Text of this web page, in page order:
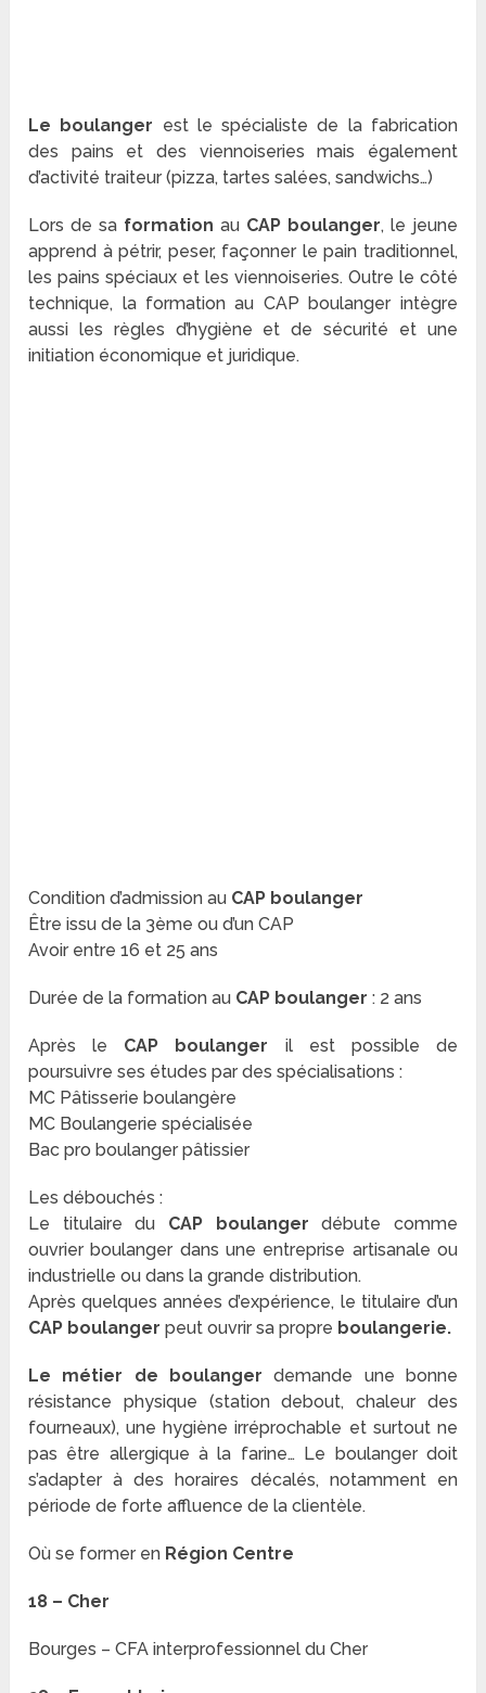
Le boulanger est le spécialiste de la fabrication
des pains et des viennoiseries mais également
d’activité traiteur (pizza, tartes salées, sandwichs…)
Lors de sa formation au CAP boulanger, le jeune
apprend à pétrir, peser, façonner le pain traditionnel,
les pains spéciaux et les viennoiseries. Outre le côté
technique, la formation au CAP boulanger intègre
aussi les règles d’hygiène et de sécurité et une
initiation économique et juridique.
Condition d’admission au CAP boulanger
Être issu de la 3ème ou d’un CAP
Avoir entre 16 et 25 ans
Durée de la formation au CAP boulanger : 2 ans
Après le CAP boulanger il est possible de
poursuivre ses études par des spécialisations :
MC Pâtisserie boulangère
MC Boulangerie spécialisée
Bac pro boulanger pâtissier
Les débouchés :
Le titulaire du CAP boulanger débute comme
ouvrier boulanger dans une entreprise artisanale ou
industrielle ou dans la grande distribution.
Après quelques années d’expérience, le titulaire d’un
CAP boulangerpeut ouvrir sa propre boulangerie.
Le métier de boulangerdemande une bonne
résistance physique (station debout, chaleur des
fourneaux), une hygiène irréprochable et surtout ne
pas être allergique à la farine… Le boulanger doit
s’adapter à des horaires décalés, notamment en
période de forte affluence de la clientèle.
Où se former en Région Centre
18 – Cher
Bourges – CFA interprofessionnel du Cher